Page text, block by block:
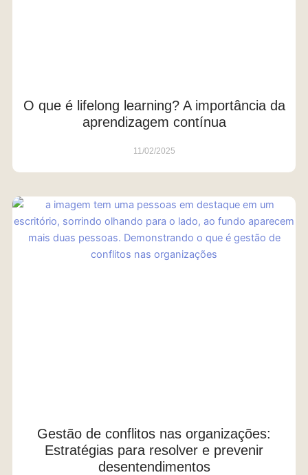
O que é lifelong learning? A importância da
aprendizagem contínua
11/02/2025
Gestão de conflitos nas organizações:
Estratégias para resolver e prevenir
desentendimentos